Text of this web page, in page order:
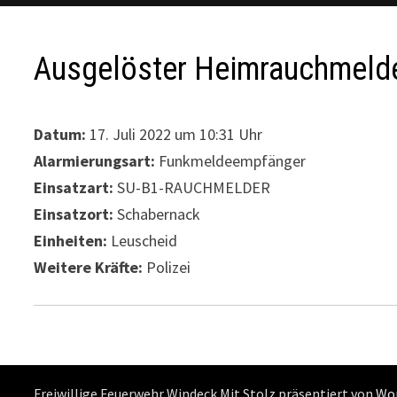
Ausgelöster
Datum: 17. Juli 2022 um 10:31 Uhr
Alarmierungsart: Funkmeldeempfänger
Einsatzart: SU-B1-RAUCHMELDER
Einsatzort: Schabernack
Einheiten: Leuscheid
Weitere Kräfte: Polizei
Freiwillige Feuerwehr Windeck Mit Stolz präsentiert von